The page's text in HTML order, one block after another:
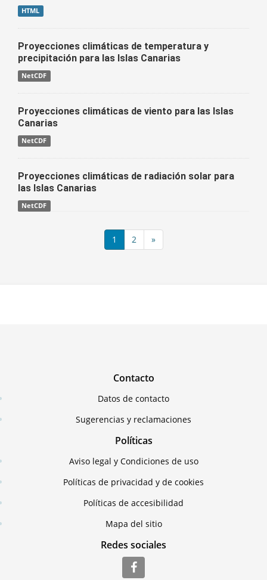
HTML
Proyecciones climáticas de temperatura y
precipitación para las Islas Canarias
NetCDF
Proyecciones climáticas de viento para las Islas
Canarias
NetCDF
Proyecciones climáticas de radiación solar para
las Islas Canarias
NetCDF
1 2 »
Contacto
Datos de contacto
Sugerencias y reclamaciones
Políticas
Aviso legal y Condiciones de uso
Políticas de privacidad y de cookies
Políticas de accesibilidad
Mapa del sitio
Redes sociales